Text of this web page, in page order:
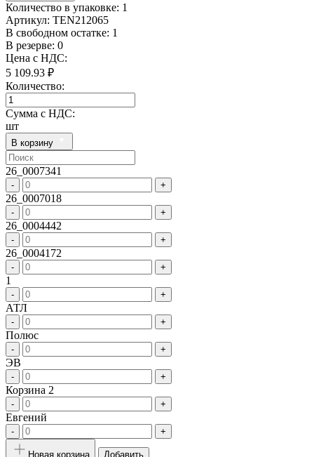
Количество в упаковке: 1
Артикул: TEN212065
В свободном остатке: 1
В резерве: 0
Цена с НДС:
5 109.93 ₽
Количество:
Сумма с НДС:
шт
В корзину
26_0007341
- +
26_0007018
- +
26_0004442
- +
26_0004172
- +
1
- +
АТЛ
- +
Полюс
- +
ЭВ
- +
Корзина 2
- +
Евгений
- +
Новая корзина Добавить